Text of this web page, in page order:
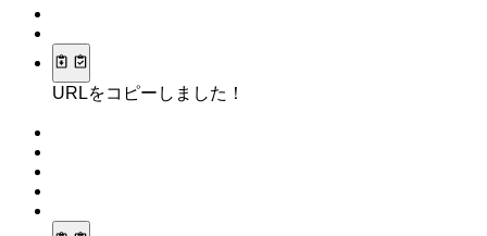
URLをコピーしました！